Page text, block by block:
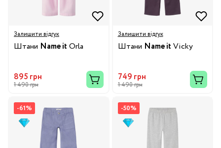
Залишити відгук
Штани Name it Orla
895 грн
1 490 грн
Залишити відгук
Штани Name it Vicky
749 грн
1 490 грн
-61% -50%